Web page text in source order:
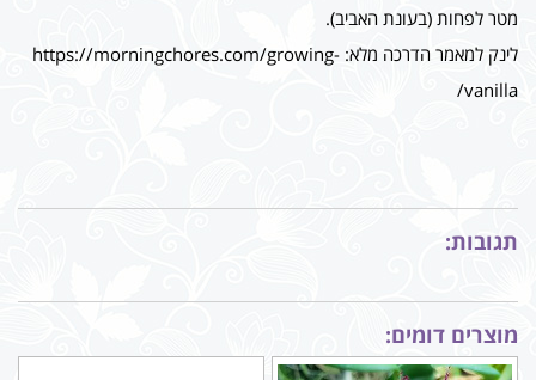
מטר לפחות (בעונת האביב).
לינק למאמר הדרכה מלא: https://morningchores.com/growing-
vanilla/
תגובות:
מוצרים דומים: